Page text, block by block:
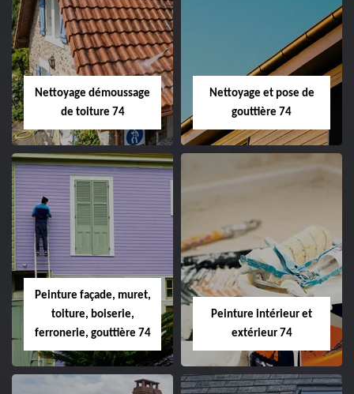
Nettoyage démoussage
de toiture 74
Nettoyage et pose de
gouttière 74
Peinture façade, muret,
toiture, boiserie,
ferronerie, gouttière 74
Peinture intérieur et
extérieur 74